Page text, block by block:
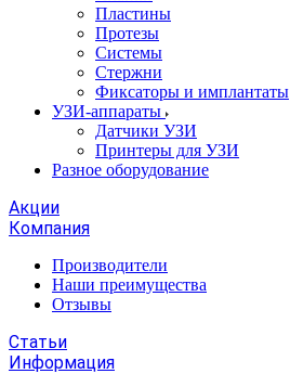
Пластины
Протезы
Системы
Стержни
Фиксаторы и имплантаты
УЗИ-аппараты
Датчики УЗИ
Принтеры для УЗИ
Разное оборудование
Акции
Компания
Производители
Наши преимущества
Отзывы
Статьи
Информация